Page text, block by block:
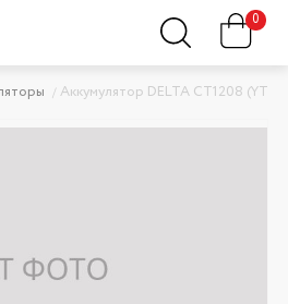
0
Аккумулятор DELTA CT1208